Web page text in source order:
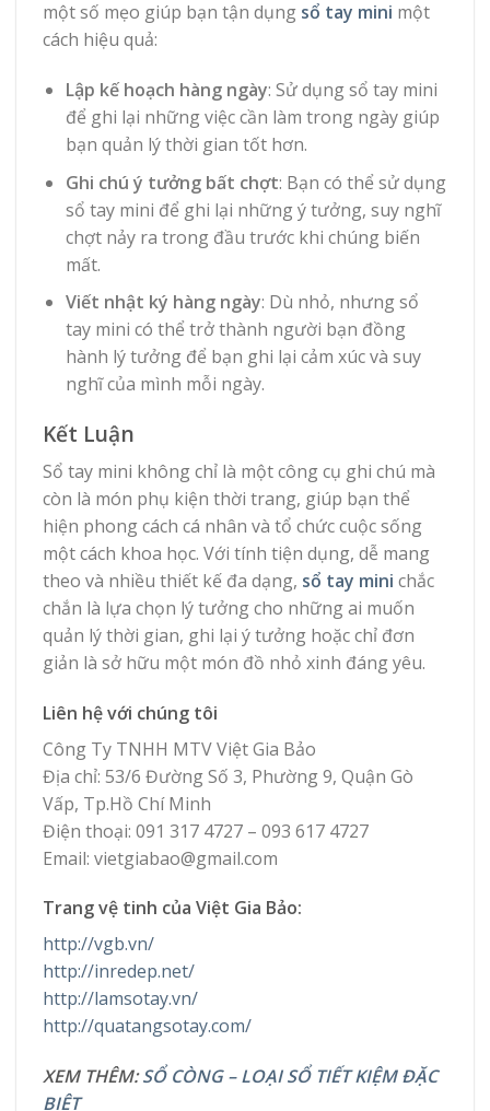
một số mẹo giúp bạn tận dụng sổ tay mini một
cách hiệu quả:
Lập kế hoạch hàng ngày: Sử dụng sổ tay mini
để ghi lại những việc cần làm trong ngày giúp
bạn quản lý thời gian tốt hơn.
Ghi chú ý tưởng bất chợt: Bạn có thể sử dụng
sổ tay mini để ghi lại những ý tưởng, suy nghĩ
chợt nảy ra trong đầu trước khi chúng biến
mất.
Viết nhật ký hàng ngày: Dù nhỏ, nhưng sổ
tay mini có thể trở thành người bạn đồng
hành lý tưởng để bạn ghi lại cảm xúc và suy
nghĩ của mình mỗi ngày.
Kết Luận
Sổ tay mini không chỉ là một công cụ ghi chú mà
còn là món phụ kiện thời trang, giúp bạn thể
hiện phong cách cá nhân và tổ chức cuộc sống
một cách khoa học. Với tính tiện dụng, dễ mang
theo và nhiều thiết kế đa dạng, sổ tay mini chắc
chắn là lựa chọn lý tưởng cho những ai muốn
quản lý thời gian, ghi lại ý tưởng hoặc chỉ đơn
giản là sở hữu một món đồ nhỏ xinh đáng yêu.
Liên hệ với chúng tôi
Công Ty TNHH MTV Việt Gia Bảo
Địa chỉ: 53/6 Đường Số 3, Phường 9, Quận Gò
Vấp, Tp.Hồ Chí Minh
Điện thoại: 091 317 4727 – 093 617 4727
Email: vietgiabao@gmail.com
Trang vệ tinh của Việt Gia Bảo:
http://vgb.vn/
http://inredep.net/
http://lamsotay.vn/
http://quatangsotay.com/
XEM THÊM:SỔ CÒNG – LOẠI SỔ TIẾT KIỆM ĐẶC
BIỆT